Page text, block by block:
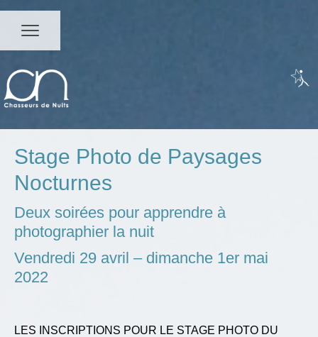
Stage Photo de Paysages
Nocturnes
Deux soirées pour apprendre à
photographier la nuit
Vendredi 29 avril – dimanche 1er mai
2022
LES INSCRIPTIONS POUR LE STAGE PHOTO DU